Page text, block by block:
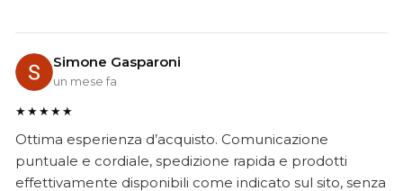
Simone Gasparoni
un mese fa
★★★★★
Ottima esperienza d’acquisto. Comunicazione
puntuale e cordiale, spedizione rapida e prodotti
effettivamente disponibili come indicato sul sito, senza